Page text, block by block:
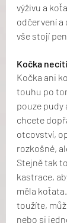
výživu a
odčervení a
vše stojí
Kočka
Kočka ani
touhu po
pouze pudy
chcete
otcovství,
rozkošné,
Stejně tak
kastrace,
měla
toužíte,
nebo si